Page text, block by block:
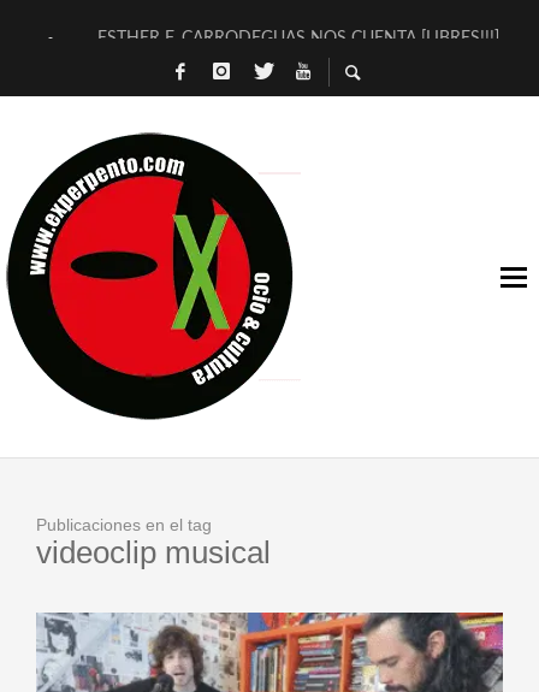
ESTHER F. CARRODEGUAS NOS CUENTA [LIBRES!!!]
[TERRA DE GUAPES] DE SANDRA MONFORT
TIMBRE 4, LA ESCUELA DEL DIRECTOR TEATRAL CLAUDIO
30 AÑOS (NO ES NADA) DE LA KATARSIS DEL TOMATAZO
MILITARES JUDÍAS EN #EXVITA
D’BALDOMEROS REINVENTAN [BITÁCORA 3.0] EN EXVITA
MARSHALL FLASH PRESENTA EN EXVITA [RELATIVA
JOFRE BARDAGÍ EN EXVITA INTERPRETANDO A SERRAT
Publicaciones en el tag
videoclip musical